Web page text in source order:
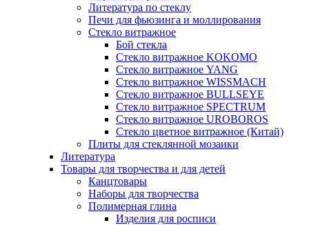
Литература по стеклу
Печи для фьюзинга и моллирования
Стекло витражное
Бой стекла
Стекло витражное KOKOMO
Стекло витражное YANG
Стекло витражное WISSMACH
Стекло витражное BULLSEYE
Стекло витражное SPECTRUM
Стекло витражное UROBOROS
Стекло цветное витражное (Китай)
Плиты для стеклянной мозаики
Литература
Товары для творчества и для детей
Канцтовары
Наборы для творчества
Полимерная глина
Изделия для росписи